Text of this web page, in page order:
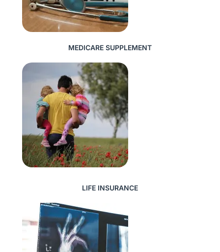
MEDICARE SUPPLEMENT
LIFE INSURANCE